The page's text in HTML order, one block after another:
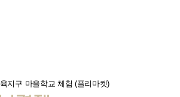
지구 마을학교 체험 (플리마켓)